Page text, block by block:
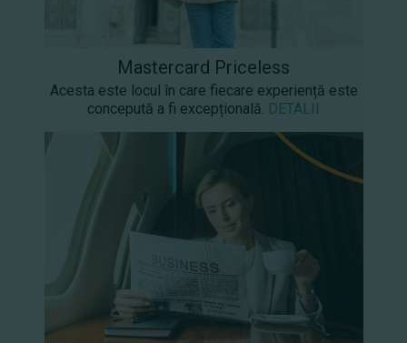
Mastercard Priceless
Acesta este locul în care fiecare experiență este
concepută a fi excepțională. DETALII